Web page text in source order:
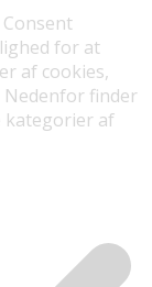
for at
af cookies,
Nedenfor finder
kategorier af